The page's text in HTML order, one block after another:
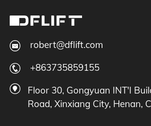
robert@dflift.com
+863735859155
Floor 30, Gongyuan INT'I
Road, Xinxiang City, Henan,